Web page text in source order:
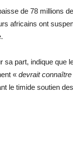
de 78 millions
africains ont
sa part, indique que
« devrait
le timide soutien